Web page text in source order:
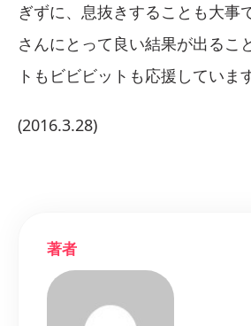
ぎずに、息抜きすることも大事
さんにとって良い結果が出るこ
トもビビビットも応援していま
(2016.3.28)
著者